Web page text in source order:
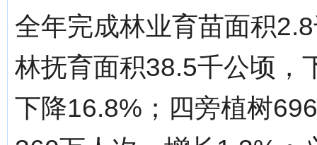
全年完成林业育苗面积
林抚育面积38.5千公顷，
下降16.8%；四旁植树